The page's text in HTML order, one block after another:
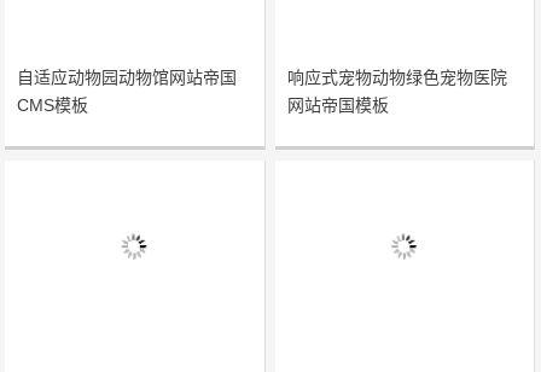
自适应动物园动物馆网站帝国
CMS模板
响应式宠物动物绿色宠物医院
网站帝国模板